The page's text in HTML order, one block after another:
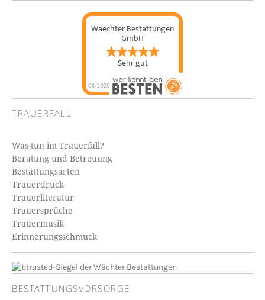
Waechter Bestattungen
GmbH
Sehr gut
08/2026
TRAUERFALL
Was tun im Trauerfall?
Beratung und Betreuung
Bestattungsarten
Trauerdruck
Trauerliteratur
Trauersprüche
Trauermusik
Erinnerungsschmuck
BESTATTUNGSVORSORGE